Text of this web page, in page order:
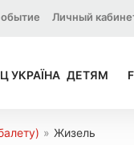
Личный
УКРАЇНА ДЕТЯМ
» Жизель